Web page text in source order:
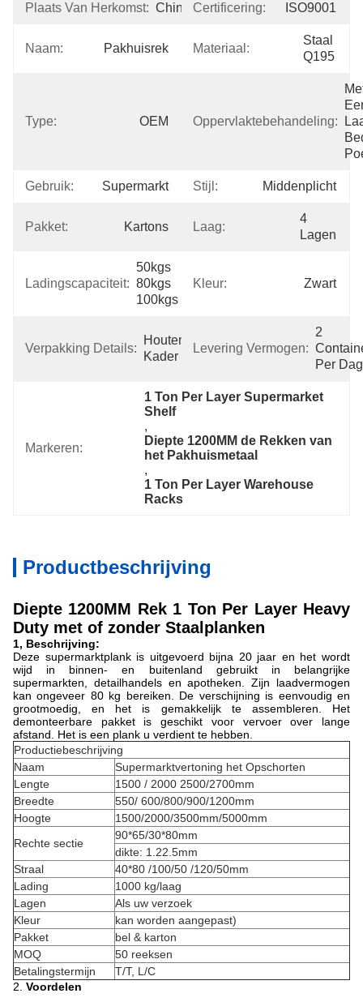
Plaats Van Herkomst: China Certificering: ISO9001
Naam: Pakhuisrek Materiaal:
Staal
Q195
Type: OEM Oppervlaktebehandeling:
Gebruik: Supermarkt Stijl: Middenplicht
Pakket: Kartons Laag:
4
Lagen
Ladingscapaciteit:
50kgs
80kgs
100kgs
Kleur: Zwart
Verpakking Details:
Houten
Kader
Levering Vermogen:
2
Per Dag
Markeren:
1 Ton Per Layer Supermarket
Shelf
,
Diepte 1200MM de Rekken van
het Pakhuismetaal
,
1 Ton Per Layer Warehouse
Racks
Productbeschrijving
Diepte 1200MM Rek 1 Ton Per Layer Heavy
Duty met of zonder Staalplanken
1, Beschrijving:
Deze supermarktplank is uitgevoerd bijna 20 jaar en het wordt
wijd in binnen- en buitenland gebruikt in belangrijke
supermarkten, detailhandels en apotheken. Zijn laadvermogen
kan ongeveer 80 kg bereiken. De verschijning is eenvoudig en
grootmoedig, en het is gemakkelijk te assembleren. Het
demonteerbare pakket is geschikt voor vervoer over lange
afstand. Het is een plank u verdient te hebben.
Productiebeschrijving
Naam
Supermarktvertoning het Opschorten
Lengte
1500 / 2000 2500/2700mm
Breedte
550/ 600/800/900/1200mm
Hoogte
1500/2000/3500mm/5000mm
Rechte sectie
90*65/30*80mm
dikte: 1.22.5mm
Straal
40*80 /100/50 /120/50mm
Lading
1000 kg/laag
Lagen
Als uw verzoek
Kleur
kan worden aangepast)
Pakket
bel & karton
MOQ
50 reeksen
Betalingstermijn
T/T, L/C
2. Voordelen